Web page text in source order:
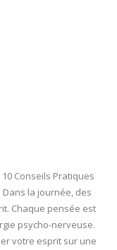
Conseils Pratiques
la journée, des
Chaque pensée est
psycho-nerveuse.
votre esprit sur une